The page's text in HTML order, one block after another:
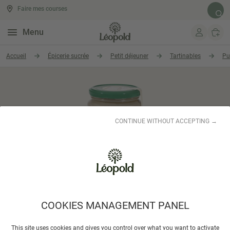
COOKIES MANAGEMENT PANEL
This site uses cookies and gives you control over what you want to activate
CONTINUE WITHOUT ACCEPTING →
Aller au contenu
Menu
Faire mes courses
Accueil Épicerie sucrée Petit déjeuner Tartinables